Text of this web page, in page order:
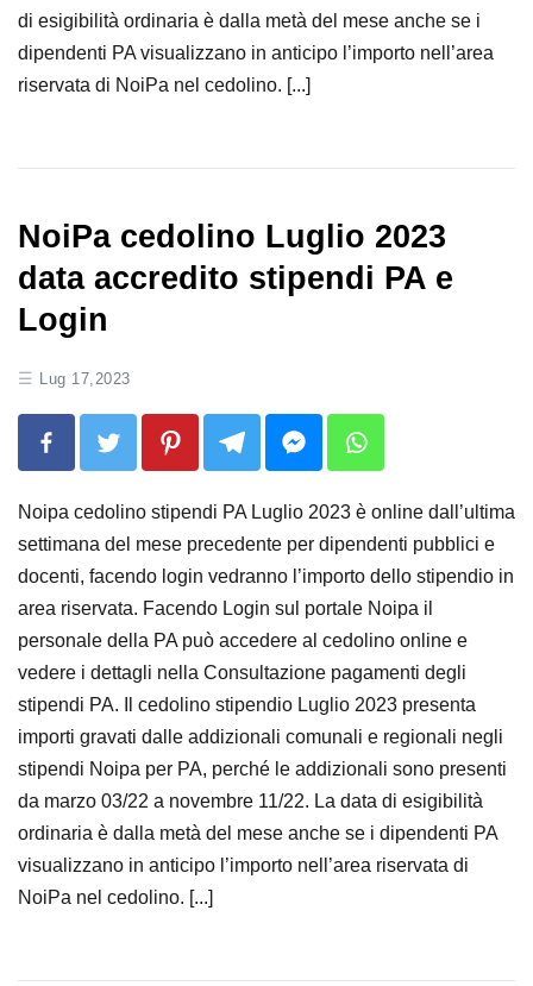
di esigibilità ordinaria è dalla metà del mese anche se i
dipendenti PA visualizzano in anticipo l’importo nell’area
riservata di NoiPa nel cedolino. [...]
NoiPa cedolino Luglio 2023
data accredito stipendi PA e
Login
Lug 17,2023
Noipa cedolino stipendi PA Luglio 2023 è online dall’ultima
settimana del mese precedente per dipendenti pubblici e
docenti, facendo login vedranno l’importo dello stipendio in
area riservata. Facendo Login sul portale Noipa il
personale della PA può accedere al cedolino online e
vedere i dettagli nella Consultazione pagamenti degli
stipendi PA. Il cedolino stipendio Luglio 2023 presenta
importi gravati dalle addizionali comunali e regionali negli
stipendi Noipa per PA, perché le addizionali sono presenti
da marzo 03/22 a novembre 11/22. La data di esigibilità
ordinaria è dalla metà del mese anche se i dipendenti PA
visualizzano in anticipo l’importo nell’area riservata di
NoiPa nel cedolino. [...]